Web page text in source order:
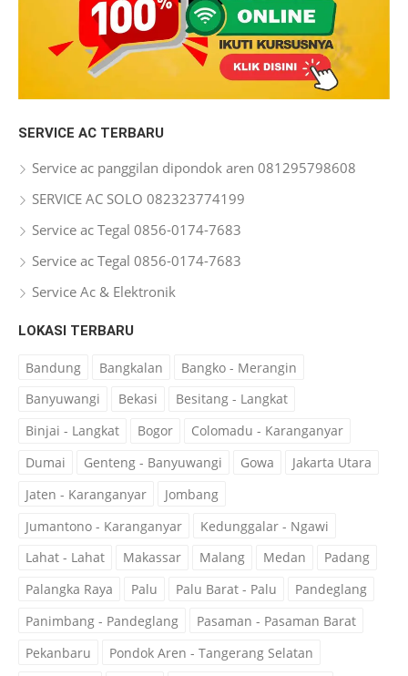
SERVICE AC TERBARU
Service ac panggilan dipondok aren 081295798608
SERVICE AC SOLO 082323774199
Service ac Tegal 0856-0174-7683
Service ac Tegal 0856-0174-7683
Service Ac & Elektronik
LOKASI TERBARU
Bandung Bangkalan
Bangko - Merangin
Banyuwangi
Bekasi
Besitang - Langkat
Binjai - Langkat
Bogor
Colomadu - Karanganyar
Dumai
Genteng - Banyuwangi Gowa
Jakarta Utara
Jaten - Karanganyar
Jombang
Jumantono - Karanganyar
Kedunggalar - Ngawi
Lahat - Lahat
Makassar Malang Medan
Padang
Palangka Raya
Palu Palu Barat - Palu
Pandeglang
Panimbang - Pandeglang
Pasaman - Pasaman Barat
Pekanbaru
Pondok Aren - Tangerang Selatan